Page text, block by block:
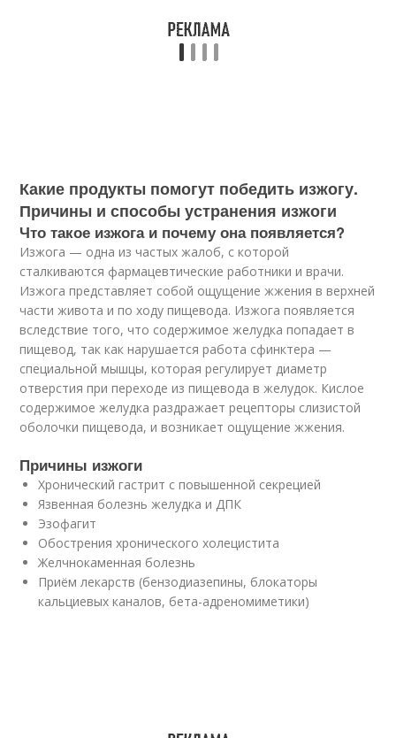
Какие продукты помогут победить изжогу.
Причины и способы устранения изжоги
Что такое изжога и почему она появляется?
Изжога — одна из частых жалоб, с которой
сталкиваются фармацевтические работники и врачи.
Изжога представляет собой ощущение жжения в верхней
части живота и по ходу пищевода. Изжога появляется
вследствие того, что содержимое желудка попадает в
пищевод, так как нарушается работа сфинктера —
специальной мышцы, которая регулирует диаметр
отверстия при переходе из пищевода в желудок. Кислое
содержимое желудка раздражает рецепторы слизистой
оболочки пищевода, и возникает ощущение жжения.
Причины изжоги
Хронический гастрит с повышенной секрецией
Язвенная болезнь желудка и ДПК
Эзофагит
Обострения хронического холецистита
Желчнокаменная болезнь
Приём лекарств (бензодиазепины, блокаторы
кальциевых каналов, бета-адреномиметики)